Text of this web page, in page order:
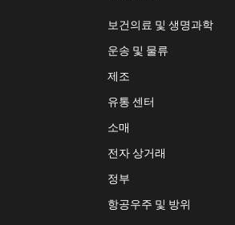
보건의료 및 생명과학
운송 및 물류
제조
유통 센터
소매
전자 상거래
정부
항공우주 및 방위